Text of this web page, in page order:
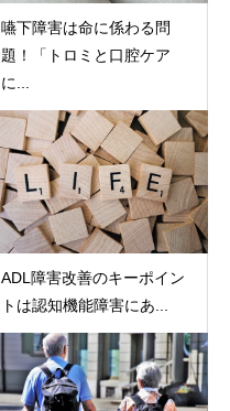
嚥下障害は命に係わる問
題！「トロミと口腔ケア
に...
ADL障害改善のキーポイン
トは認知機能障害にあ...